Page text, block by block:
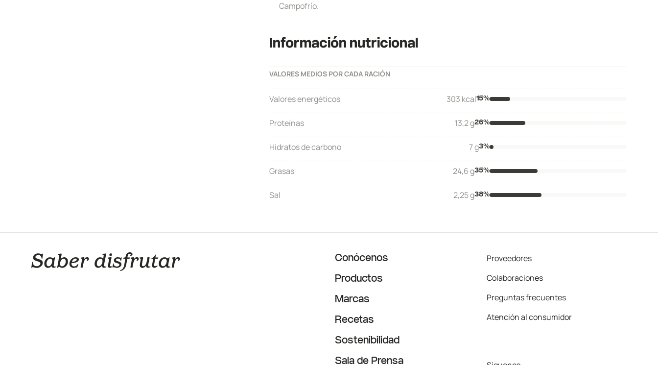
Campofrío.
Información nutricional
VALORES MEDIOS POR CADA RACIÓN
Valores energéticos 303 kcal15%
Proteínas 13,2 g26%
Hidratos de carbono 7 g3%
Grasas 24,6 g35%
Sal 2,25 g38%
Conócenos
Productos
Marcas
Recetas
Sostenibilidad
Sala de Prensa
Proveedores
Colaboraciones
Preguntas frecuentes
Atención al consumidor